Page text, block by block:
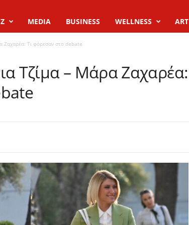
MEDIA BUSINESS WELLNESS ART
Ζαχαρέα: Τι φόρεσαν στο debate
Τζίμα – Μάρα Ζαχαρέα: